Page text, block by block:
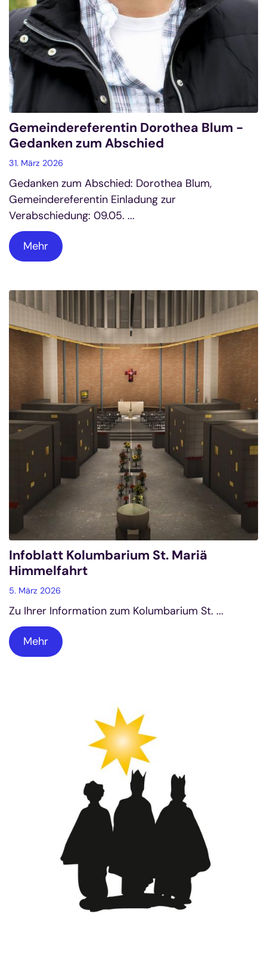
Gemeindereferentin Dorothea Blum -
Gedanken zum Abschied
31. März 2026
Gedanken zum Abschied: Dorothea Blum,
Gemeindereferentin Einladung zur
Verabschiedung: 09.05. ...
Mehr
Infoblatt Kolumbarium St. Mariä
Himmelfahrt
5. März 2026
Zu Ihrer Information zum Kolumbarium St. ...
Mehr